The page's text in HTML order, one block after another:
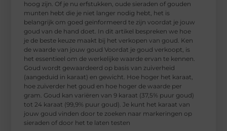
hoog zijn. Of je nu erfstukken, oude sieraden of gouden
munten hebt die je niet langer nodig hebt, het is
belangrijk om goed geïnformeerd te zijn voordat je jouw
goud van de hand doet. In dit artikel bespreken we hoe
je de beste keuze maakt bij het verkopen van goud. Ken
de waarde van jouw goud Voordat je goud verkoopt, is
het essentieel om de werkelijke waarde ervan te kennen.
Goud wordt gewaardeerd op basis van zuiverheid
(aangeduid in karaat) en gewicht. Hoe hoger het karaat,
hoe zuiverder het goud en hoe hoger de waarde per
gram. Goud kan variëren van 9 karaat (37,5% puur goud)
tot 24 karaat (99,9% puur goud). Je kunt het karaat van
jouw goud vinden door te zoeken naar markeringen op
sieraden of door het te laten testen